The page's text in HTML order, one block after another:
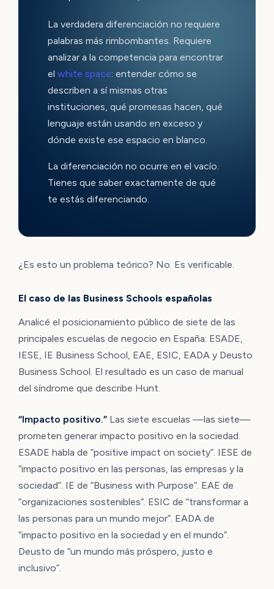
La verdadera diferenciación no requiere
palabras más rimbombantes. Requiere
analizar a la competencia para encontrar
el white space: entender cómo se
describen a sí mismas otras
instituciones, qué promesas hacen, qué
lenguaje están usando en exceso y
dónde existe ese espacio en blanco.
La diferenciación no ocurre en el vacío.
Tienes que saber exactamente de qué
te estás diferenciando.
¿Es esto un problema teórico? No. Es verificable.
El caso de las Business Schools españolas
Analicé el posicionamiento público de siete de las
principales escuelas de negocio en España: ESADE,
IESE, IE Business School, EAE, ESIC, EADA y Deusto
Business School. El resultado es un caso de manual
del síndrome que describe Hunt.
“Impacto positivo.”Las siete escuelas —las siete—
prometen generar impacto positivo en la sociedad.
ESADE habla de “positive impact on society”. IESE de
“impacto positivo en las personas, las empresas y la
sociedad”. IE de “Business with Purpose”. EAE de
“organizaciones sostenibles”. ESIC de “transformar a
las personas para un mundo mejor”. EADA de
“impacto positivo en la sociedad y en el mundo”.
Deusto de “un mundo más próspero, justo e
inclusivo”.